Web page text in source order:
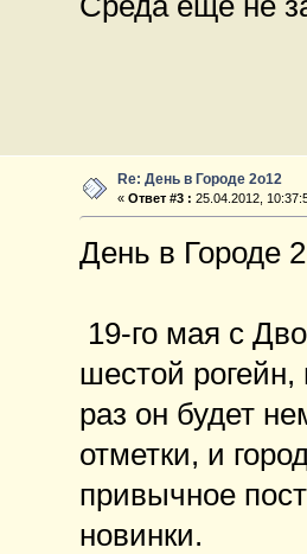
Re: День в Городе 2о12
«Ответ #3 : 25.04.2012,
День в Городе
19-го мая с
шестой
раз он будет
отметки, и
привычное
новинки.